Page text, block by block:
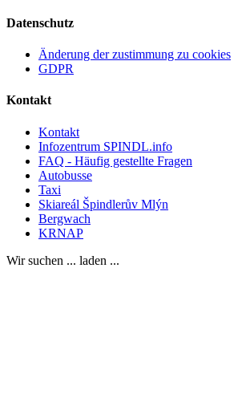
Datenschutz
Änderung der zustimmung zu cookies
GDPR
Kontakt
Kontakt
Infozentrum SPINDL.info
FAQ - Häufig gestellte Fragen
Autobusse
Taxi
Skiareál Špindlerův Mlýn
Bergwach
KRNAP
Wir suchen ... laden ...